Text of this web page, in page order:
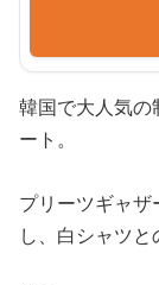
韓国で大人気の
ート。
プリーツギャ
し、白シャツと